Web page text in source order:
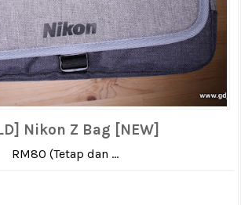
Nikon Z Bag [NEW]
RM80 (Tetap dan ...